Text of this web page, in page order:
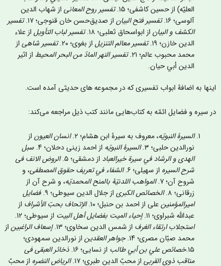
العلیّه) از حسین کاشفی؛ ۱۵.
تفسیر روح المعانیاز شهاب الدين
آلوسی؛ ۱۶.
تفسير فتح البیاناز صدیق‌حسن خان قنوجی؛ ۱۷.
تفسير
الکشف و البياناز ابواسحاق ثعلبی؛ ۱۸. تفسير لباب التأویلاز علاء
الدین خازن؛ ۱۹.
تفسير معالم التنزيلاز بغوی؛ ۲۰. تفسیر شاهیاز
محمد محبوب عالم؛ ۲۱.
تفسير النهر المادّ من البحر المحيطاز اثير
الدين أبي حیان.
به اضافۀ ابواب تفسیری که در مجموعه های حدیثی آمده است.
سیره و فضایل ائمّه به کتاب‌‌هایی مانند کتب ذیل مراجعه می‌کند:
السيرۀ النبويّه، معروف به سيرۀ ابن هشام؛ ۲. انسان العيوناز
نورالدین حلبی؛ ٣.
السيرۀ النبويّهاز احمد زینی دحلان؛ ۴.
سبل
الهدى و الرشاد في سیرة خير‌العباداز دمشقی؛ ۵.
الروض الانف فی
شرح السيرهاز سهیلی؛ ۶. الشفاء في تعريف حقوق المصطفی، و
شروح آن؛ ۷.
المواهب اللدنيّۀ بالمنح المحمديّه، و شرح آن از
زرقانی؛ ۸.
الخصائص الکبرىاز جلال الدین سیوطی؛ ۹.
فضایل
امیرالمؤمنینعلی از احمد بن حنبل؛ ۱۰. الإتحاف بحبّ الأشرافاز
عبدالله شبراوی؛ ۱۱.
إحياء الميت بفضایل أهل البيتاز سیوطی؛ ۱۲.
استجلاب ارتقاء الغرفاز شمس الدین سخاوی؛ ۱۳. إسعاف الراغبيناز
محمد صبّان مصری؛ ۱۴.
جواهر العقديناز نورالدين سمهودی؛
خصائص علي بن أبي طالباز نسایی؛ ۱۶.
ذخائر العبقی فی
مناقب ذوی القربیاز محبّ الدین طبری؛ ۱۷. الرياض النضرهاز محبّ